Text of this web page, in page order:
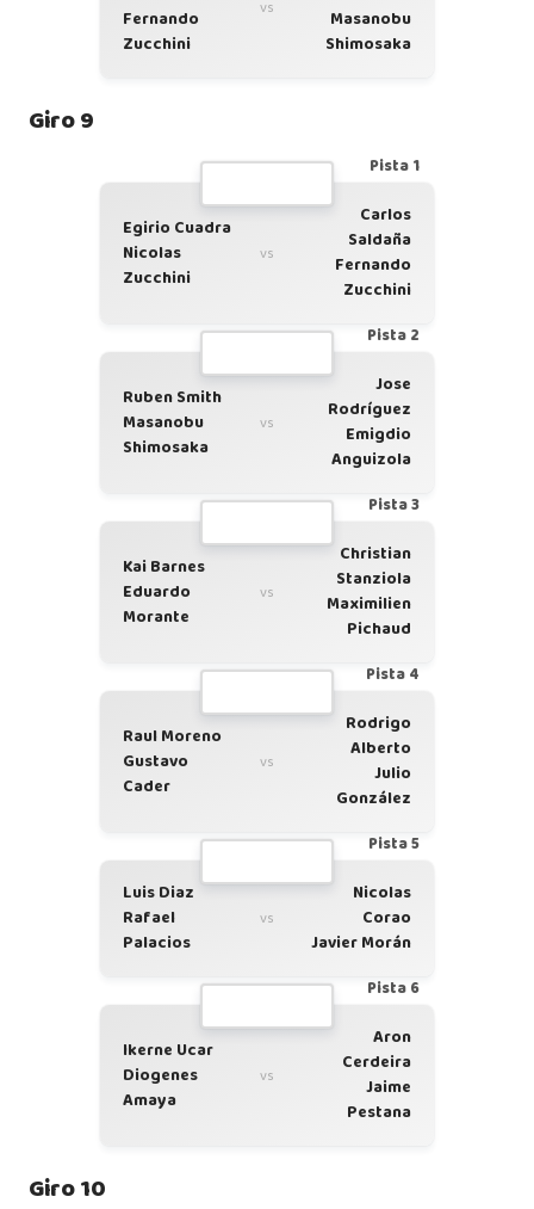
Fernando
Zucchini
vs
Masanobu
Shimosaka
Giro 9
Pista 1
Egirio Cuadra
Nicolas
Zucchini
vs
Carlos
Saldaña
Fernando
Zucchini
Pista 2
Ruben Smith
Masanobu
Shimosaka
vs
Jose
Rodríguez
Emigdio
Anguizola
Pista 3
Kai Barnes
Eduardo
Morante
vs
Christian
Stanziola
Maximilien
Pichaud
Pista 4
Raul Moreno
Gustavo
Cader
vs
Rodrigo
Alberto
Julio
González
Pista 5
Luis Diaz
Rafael
Palacios
vs
Nicolas
Corao
Javier Morán
Pista 6
Ikerne Ucar
Diogenes
Amaya
vs
Aron
Cerdeira
Jaime
Pestana
Giro 10